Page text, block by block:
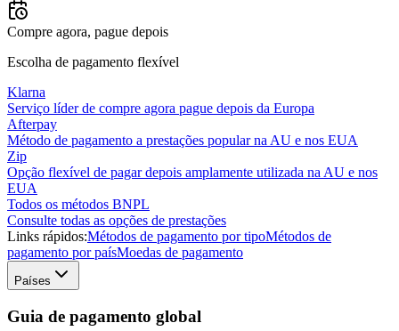
Compre agora, pague depois
Escolha de pagamento flexível
Klarna
Serviço líder de compre agora pague depois da Europa
Afterpay
Método de pagamento a prestações popular na AU e nos EUA
Zip
Opção flexível de pagar depois amplamente utilizada na AU e nos
EUA
Todos os métodos BNPL
Consulte todas as opções de prestações
Links rápidos:Métodos de pagamento por tipoMétodos de
pagamento por paísMoedas de pagamento
Países
Guia de pagamento global